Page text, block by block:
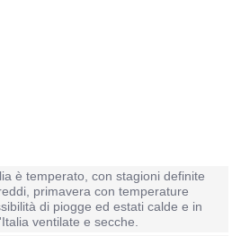
è temperato, con stagioni definite
primavera con temperature
di piogge ed estati calde e in
ventilate e secche.